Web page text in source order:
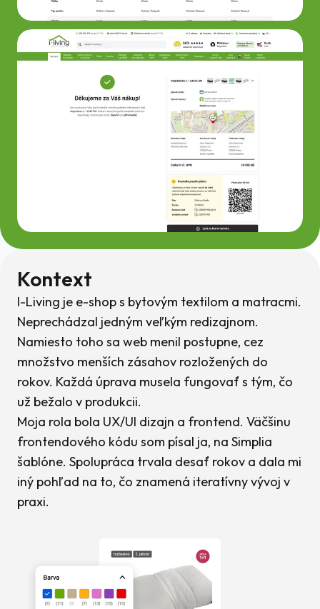
Kontext
I-Living je e-shop s bytovým textilom a matracmi.
Neprechádzal jedným veľkým redizajnom.
Namiesto toho sa web menil postupne, cez
množstvo menších zásahov rozložených do
rokov. Každá úprava musela fungovať s tým, čo
už bežalo v produkcii.
Moja rola bola UX/UI dizajn a frontend. Väčšinu
frontendového kódu som písal ja, na Simplia
šablóne. Spolupráca trvala desať rokov a dala mi
iný pohľad na to, čo znamená iteratívny vývoj v
praxi.